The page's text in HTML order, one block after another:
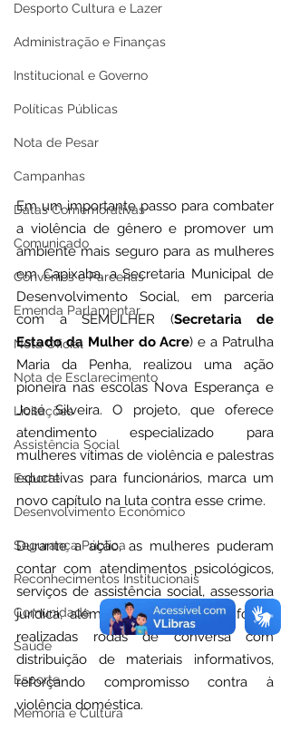
Desporto Cultura e Lazer
Administração e Finanças
Institucional e Governo
Políticas Públicas
Nota de Pesar
Campanhas
Datas Comemorativas
Comunicado
Convênios e Parcerias
Emenda Parlamentar
Nota Oficial
Nota de Esclarecimento
Licitações
Assistência Social
Esporte
Desenvolvimento Econômico
Segurança Pública
Reconhecimentos Institucionais
Comunidade
Saúde
Esporte
Memória e Cultura
Em um importante passo para combater
a violência de gênero e promover um
ambiente mais seguro para as mulheres
em Capixaba, a Secretaria Municipal de
Desenvolvimento Social, em parceria
com a SEMULHER (Secretaria de
Estado da Mulher do Acre) e a Patrulha
Maria da Penha, realizou uma ação
pioneira nas escolas Nova Esperança e
José Silveira. O projeto, que oferece
atendimento especializado para
mulheres vítimas de violência e palestras
educativas para funcionários, marca um
novo capítulo na luta contra esse crime.
Durante a ação, as mulheres puderam
contar com atendimentos psicológicos,
serviços de assistência social, assessoria
jurídica, além dos atendimentos, foram
realizadas rodas de conversa com
distribuição de materiais informativos,
reforçando compromisso contra à
violência doméstica.